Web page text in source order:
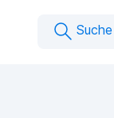
Suche